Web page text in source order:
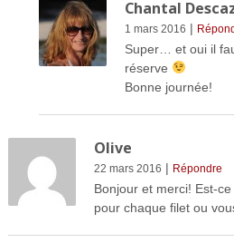
Chantal
1 mars 2016 |
Super… et oui il
réserve
Bonne journée!
Olive
22 mars 2016 | Répondre
Bonjour et merci! Est-
pour chaque filet ou